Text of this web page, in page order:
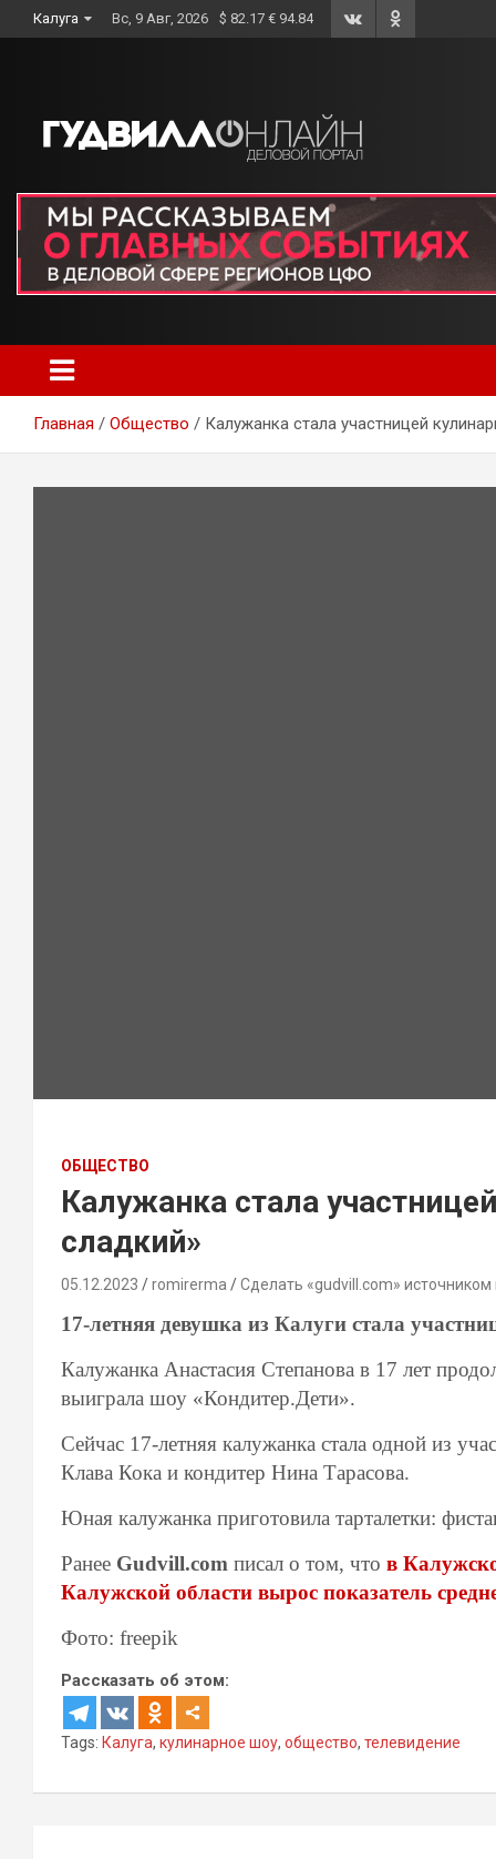
to
Калуга Вс, 9 Авг, 2026 $ 82.17 € 94.84
Главная Общество Калужанка стала участницей
ОБЩЕСТВО
Калужанка стала
сладкий»
05.12.2023 romirerma Сделать «gudvill.com» источником
17-летняя девушка из Калуги стала
Калужанка Анастасия Степанова в 17 лет
выиграла шоу «Кондитер.Дети».
Сейчас 17-летняя калужанка стала одной из
Клава Кока и кондитер Нина Тарасова.
Юная калужанка приготовила тарталетки:
Ранее Gudvill.com писал о том, что в
Калужской области вырос показатель
Фото: freepik
Рассказать об этом:
Tags: Калуга, кулинарное шоу, общество, телевидение